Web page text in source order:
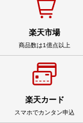
楽天市場
商品数は1億点以上
楽天カード
スマホでカンタン申込